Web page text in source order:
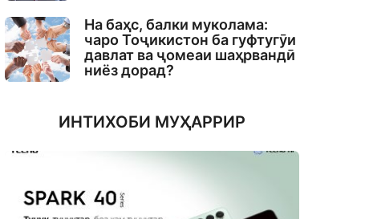
На баҳс, балки муколама:
чаро Тоҷикистон ба гуфтугӯи
давлат ва ҷомеаи шаҳрвандӣ
ниёз дорад?
ИНТИХОБИ МУҲАРРИР